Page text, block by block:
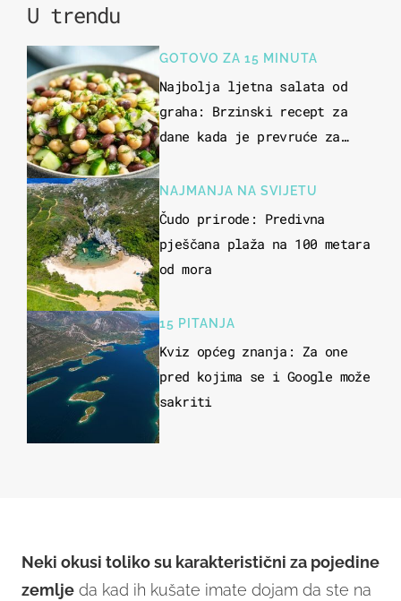
U trendu
GOTOVO ZA 15 MINUTA
Najbolja ljetna salata od
graha: Brzinski recept za
dane kada je prevruće za
NAJMANJA NA SVIJETU
Čudo prirode: Predivna
pješčana plaža na 100 metara
od mora
15 PITANJA
Kviz općeg znanja: Za one
pred kojima se i Google može
sakriti
Neki okusi toliko su karakteristični za pojedine
zemlje da kad ih kušate imate dojam da ste na